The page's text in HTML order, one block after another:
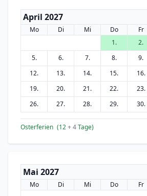
April 2027
Mo Di Mi Do Fr
1.
2.
5.
6. 7. 8. 9.
12.
13. 14. 15. 16.
19.
20. 21. 22. 23.
26.
27. 28. 29. 30.
Osterferien (12+ 4Tage)
Mai 2027
Mo Di Mi Do Fr